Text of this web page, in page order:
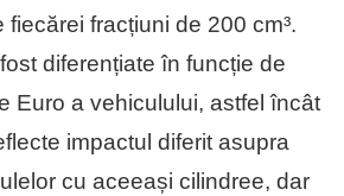
fracțiuni de 200 cm³.
diferențiate în funcție de
Euro a vehiculului, astfel încât
impactul diferit asupra
cu aceeași cilindree, dar